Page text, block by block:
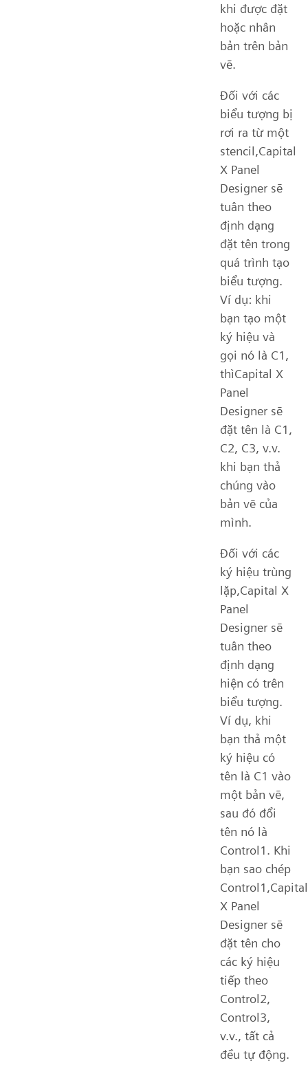
khi được đặt
hoặc nhân
bản trên bản
vẽ.
Đối với các
biểu tượng bị
rơi ra từ một
stencil,Capital
X Panel
Designer sẽ
tuân theo
định dạng
đặt tên trong
quá trình tạo
biểu tượng.
Ví dụ: khi
bạn tạo một
ký hiệu và
gọi nó là C1,
thìCapital X
Panel
Designer sẽ
đặt tên là C1,
C2, C3, v.v.
khi bạn thả
chúng vào
bản vẽ của
mình.
Đối với các
ký hiệu trùng
lặp,Capital X
Panel
Designer sẽ
tuân theo
định dạng
hiện có trên
biểu tượng.
Ví dụ, khi
bạn thả một
ký hiệu có
tên là C1 vào
một bản vẽ,
sau đó đổi
tên nó là
Control1. Khi
bạn sao chép
Control1,Capital
X Panel
Designer sẽ
đặt tên cho
các ký hiệu
tiếp theo
Control2,
Control3,
v.v., tất cả
đều tự động.